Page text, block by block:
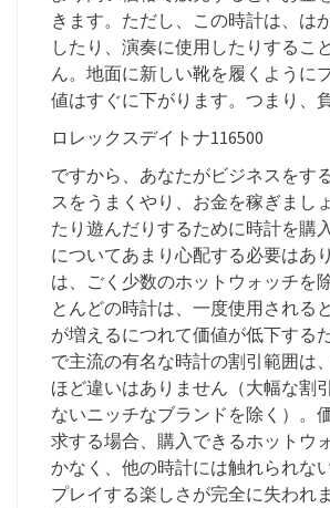
きます。ただし、この時計は、は
したり、演奏に使用したりするこ
ん。地面に新しい靴を履くように
値はすぐに下がります。つまり、
ロレックスデイトナ116500
ですから、あなたがビジネスをす
スをうまくやり、お金を稼ぎまし
たり遊んだりするために時計を購
についてあまり心配する必要はあ
は、ごく少数のホットウォッチを
とんどの時計は、一度使用される
が増えるにつれて価値が低下する
で主流の有名な時計の割引範囲は
ほど違いはありません（大幅な割
ないニッチなブランドを除く）。
求する場合、購入できるホットウ
かなく、他の時計には触れられな
プレイする楽しさが完全に失われ